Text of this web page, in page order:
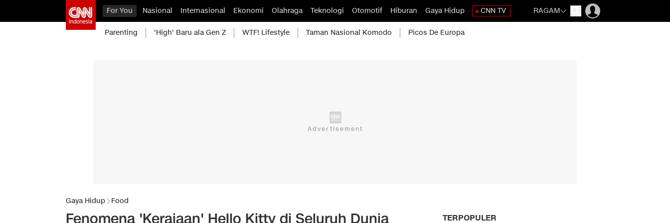
For You Nasional Internasional Ekonomi Olahraga Teknologi Otomotif Hiburan Gaya Hidup CNN TV RAGAM
Parenting 'High' Baru ala Gen Z WTF! Lifestyle Taman Nasional Komodo Picos De Europa
Gaya Hidup Food
Fenomena 'Kerajaan' Hello Kitty di Seluruh Dunia TERPOPULER